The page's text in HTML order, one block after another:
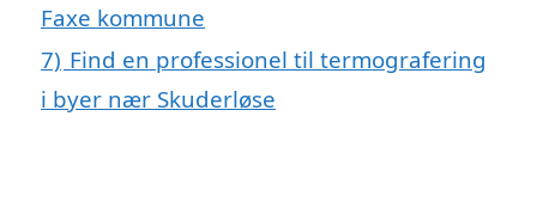
Faxe kommune
7) Find en professionel til termografering
i byer nær Skuderløse